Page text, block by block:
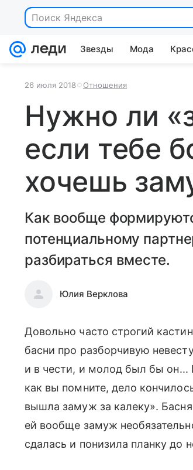
Поиск Яндекса
Звезды Мода
26 июля 2018 Отношения
Нужно ли
если тебе
хочешь
Как вообще
потенциальному
разбираться вместе.
Юлия Верклова
Довольно часто строгий
басни про разборчивую
и в чести, и молод был бы
как вы помните, дело
вышла замуж за калеку».
ей вообще замуж
сдалась и понизила планку до